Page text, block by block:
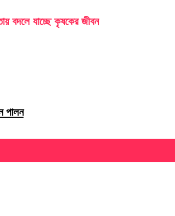
বদলে যাচ্ছে কৃষকের জীবন
পালন